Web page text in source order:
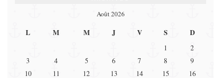
Août 2026
L M M J V S D
1
2
3
4 5 6 7 8
9
10
11 12 13 14 15 16